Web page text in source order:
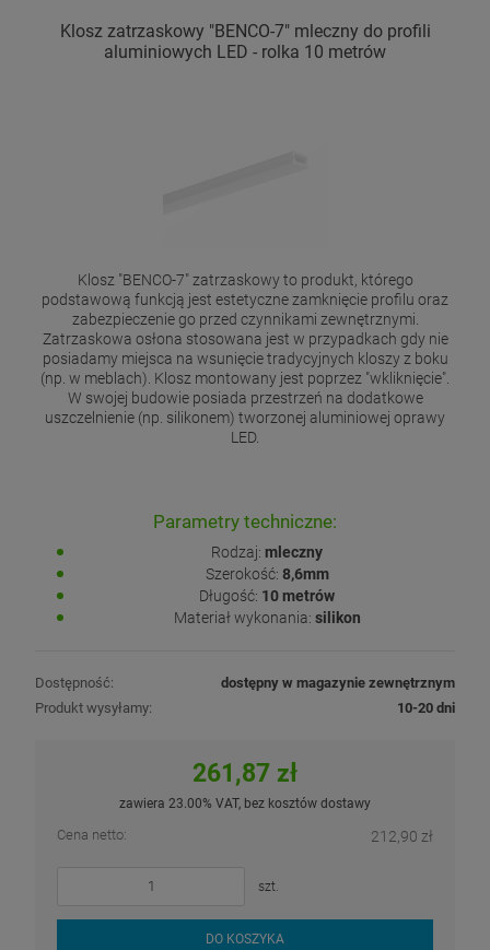
Klosz zatrzaskowy "BENCO-7" mleczny do profili
aluminiowych LED - rolka 10 metrów
Klosz "BENCO-7" zatrzaskowy to produkt, którego
podstawową funkcją jest estetyczne zamknięcie profilu oraz
zabezpieczenie go przed czynnikami zewnętrznymi.
Zatrzaskowa osłona stosowana jest w przypadkach gdy nie
posiadamy miejsca na wsunięcie tradycyjnych kloszy z boku
(np. w meblach). Klosz montowany jest poprzez "wkliknięcie".
W swojej budowie posiada przestrzeń na dodatkowe
uszczelnienie (np. silikonem) tworzonej aluminiowej oprawy
LED.
Parametry techniczne:
Rodzaj: mleczny
Szerokość: 8,6mm
Długość: 10 metrów
Materiał wykonania: silikon
Dostępność:
dostępny w magazynie zewnętrznym
Produkt wysyłamy:
10-20 dni
261,87 zł
zawiera 23.00% VAT, bez kosztów dostawy
Cena netto: 212,90 zł
szt.
DO KOSZYKA